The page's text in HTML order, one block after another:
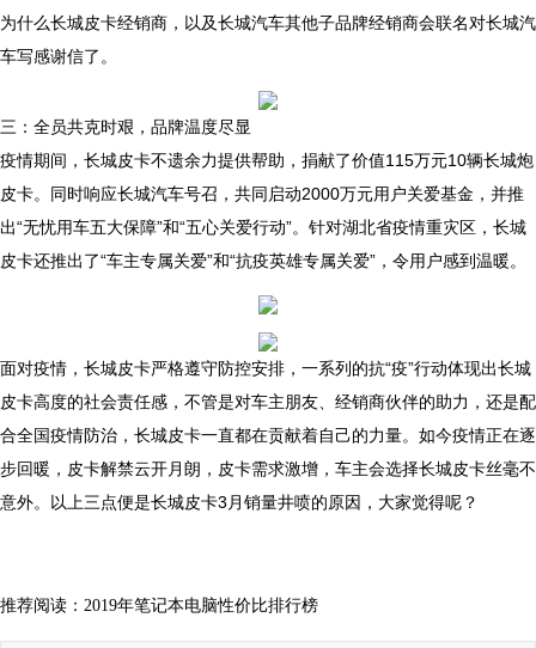
为什么长城皮卡经销商，以及长城汽车其他子品牌经销商会联名对长城汽
车写感谢信了。
三：全员共克时艰，品牌温度尽显
疫情期间，长城皮卡不遗余力提供帮助，捐献了价值115万元10辆长城炮
皮卡。同时响应长城汽车号召，共同启动2000万元用户关爱基金，并推
出“无忧用车五大保障”和“五心关爱行动”。针对湖北省疫情重灾区，长城
皮卡还推出了“车主专属关爱”和“抗疫英雄专属关爱”，令用户感到温暖。
面对疫情，长城皮卡严格遵守防控安排，一系列的抗“疫”行动体现出长城
皮卡高度的社会责任感，不管是对车主朋友、经销商伙伴的助力，还是配
合全国疫情防治，长城皮卡一直都在贡献着自己的力量。如今疫情正在逐
步回暖，皮卡解禁云开月朗，皮卡需求激增，车主会选择长城皮卡丝毫不
意外。以上三点便是长城皮卡3月销量井喷的原因，大家觉得呢？
推荐阅读： 2019年笔记本电脑性价比排行榜